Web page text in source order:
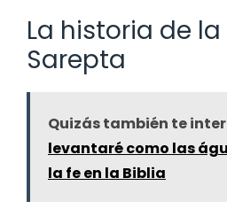
La historia de
Sarepta
Quizás también te
levantaré como las
la fe en la Biblia